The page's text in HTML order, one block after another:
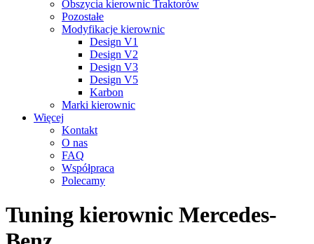
Obszycia kierownic Traktorów
Pozostałe
Modyfikacje kierownic
Design V1
Design V2
Design V3
Design V5
Karbon
Marki kierownic
Więcej
Kontakt
O nas
FAQ
Współpraca
Polecamy
Tuning kierownic Mercedes-